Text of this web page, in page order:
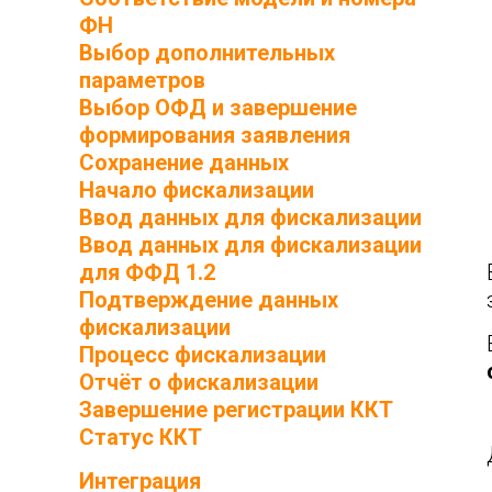
ФН
Выбор дополнительных
параметров
Выбор ОФД и завершение
формирования заявления
Сохранение данных
Начало фискализации
Ввод данных для фискализации
Ввод данных для фискализации
для ФФД 1.2
Подтверждение данных
фискализации
Процесс фискализации
Отчёт о фискализации
Завершение регистрации ККТ
Статус ККТ
Интеграция